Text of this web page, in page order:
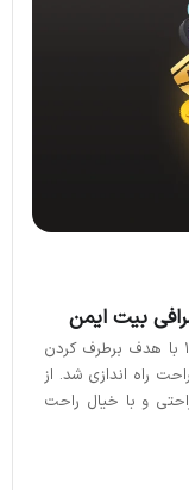
بیت ایمن
صرافی ارز دیجیتال بیت ایمن در شهریور 1398 با هدف برطرف کردن
راه اندازی شد. از
و با خیال راحت